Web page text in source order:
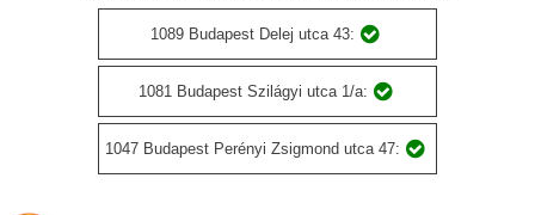
1089 Budapest Delej utca 43:
1081 Budapest Szilágyi utca 1/a:
1047 Budapest Perényi Zsigmond utca 47: